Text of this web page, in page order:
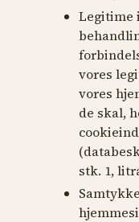
Legitime
vores
vores
de skal,
stk. 1,